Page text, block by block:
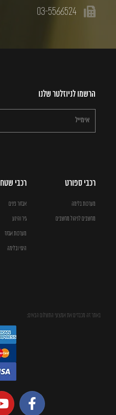
03-5566524
הרשמו לניוזלטר שלנו
רכבי ספורט
מערכות בלימה
מחשבים לניהול מחשבים
רכבי שטח
אבזור פנים
גיר והינע
מערכות אגזוז
היגוי ובלימה
באתר זה מכבדים את אמצעי התשלום הבאים: